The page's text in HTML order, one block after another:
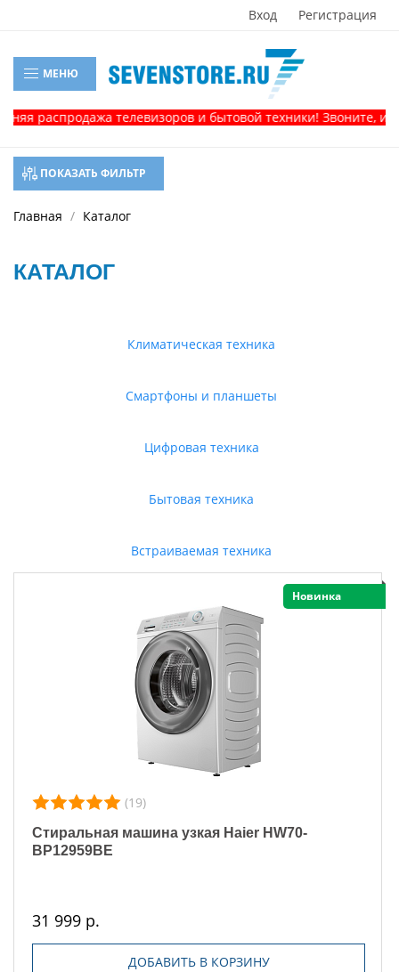
Вход Регистрация
МЕНЮ
телевизоров и бытовой техники! Звоните, и
ПОКАЗАТЬ ФИЛЬТР
Главная Каталог
КАТАЛОГ
Климатическая техника
Смартфоны и планшеты
Цифровая техника
Бытовая техника
Встраиваемая техника
Новинка
(19)
Стиральная машина узкая Haier HW70-
BP12959BE
31 999 р.
ДОБАВИТЬ В КОРЗИНУ